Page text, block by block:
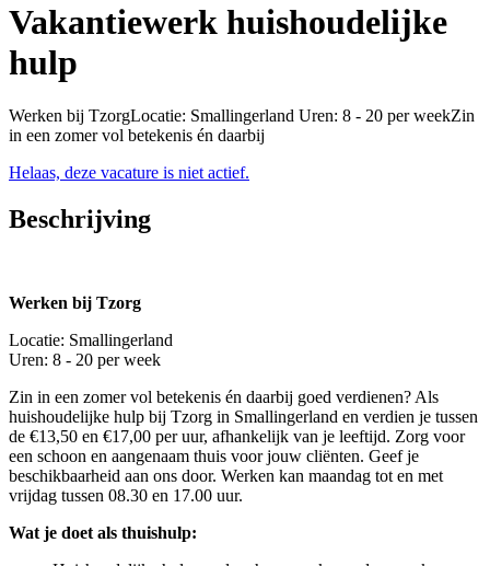
Vakantiewerk huishoudelijke
hulp
Werken bij TzorgLocatie: Smallingerland Uren: 8 - 20 per weekZin
in een zomer vol betekenis én daarbij
Helaas, deze vacature is niet actief.
Beschrijving
Werken bij Tzorg
Locatie: Smallingerland
Uren: 8 - 20 per week
Zin in een zomer vol betekenis én daarbij goed verdienen? Als
huishoudelijke hulp bij Tzorg in Smallingerland en verdien je tussen
de €13,50 en €17,00 per uur, afhankelijk van je leeftijd. Zorg voor
een schoon en aangenaam thuis voor jouw cliënten. Geef je
beschikbaarheid aan ons door. Werken kan maandag tot en met
vrijdag tussen 08.30 en 17.00 uur.
Wat je doet als thuishulp: